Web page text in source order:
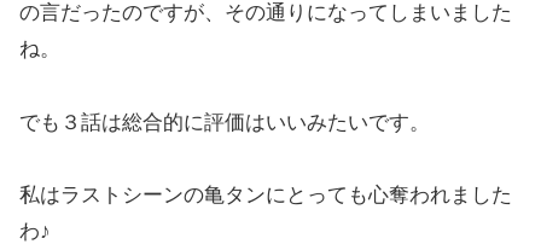
の言だったのですが、その通りになってしまいました
ね。
でも３話は総合的に評価はいいみたいです。
私はラストシーンの亀タンにとっても心奪われました
わ♪